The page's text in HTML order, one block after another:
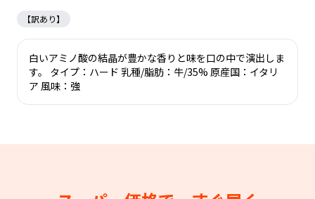
【訳あり】
白いアミノ酸の結晶が豊かな香りと味を口の中で演出しま
す。 タイプ：ハード 乳種/脂肪：牛/35% 原産国：イタリ
ア 風味：強